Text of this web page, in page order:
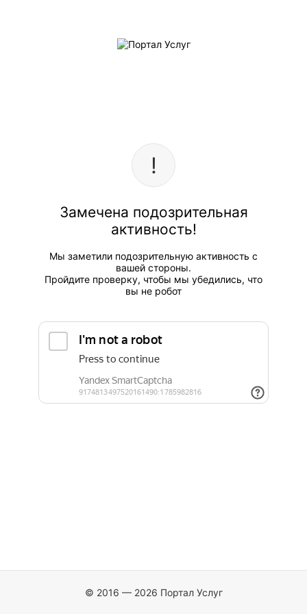
Замечена подозрительная
активность!
Мы заметили подозрительную активность с
вашей стороны.
Пройдите проверку, чтобы мы убедились, что
вы не робот
© 2016 — 2026 Портал Услуг